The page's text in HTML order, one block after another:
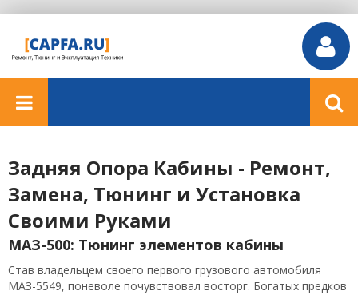
Задняя Опора Кабины - Ремонт,
Замена, Тюнинг и Установка
Своими Руками
МАЗ-500: Тюнинг элементов кабины
Став владельцем своего первого грузового автомобиля
МАЗ-5549, поневоле почувствовал восторг. Богатых предков